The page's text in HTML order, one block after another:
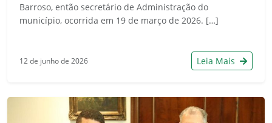
Barroso, então secretário de Administração do
município, ocorrida em 19 de março de 2026. […]
12 de junho de 2026 Leia Mais